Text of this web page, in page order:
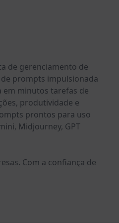
de gerenciamento de
prompts impulsionada
em minutos tarefas de
produtividade e
prontos para uso
Midjourney, GPT
Com a confiança de